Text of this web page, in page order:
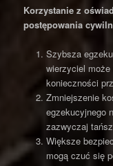
Korzystanie z
postępowania
Szybsza
wierzyciel
konieczności
Zmniejszenie
egzekucyjnego
zazwyczaj
Większe
mogą czuć się